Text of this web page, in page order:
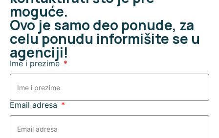
moguće.
Ovo je samo deo ponude, za
celu ponudu informišite se u
agenciji!
Ime i prezime
Email adresa